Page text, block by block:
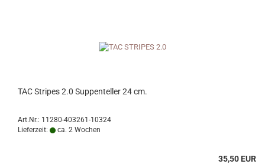
TAC Stripes 2.0 Suppenteller 24 cm.
Art.Nr.: 11280-403261-10324
Lieferzeit:
ca. 2 Wochen
35,50 EUR